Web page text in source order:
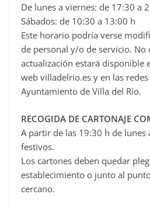
De lunes a viernes: de 17:30 a
Sábados: de 10:30 a 13:00 h
Este horario podría verse
de personal y/o de servicio. No
actualización estará disponible
web villadelrio.es y en las redes
Ayuntamiento de Villa del Río.
RECOGIDA DE CARTONAJE
A partir de las 19:30 h de lunes
festivos.
Los cartones deben quedar
establecimiento o junto al
cercano.